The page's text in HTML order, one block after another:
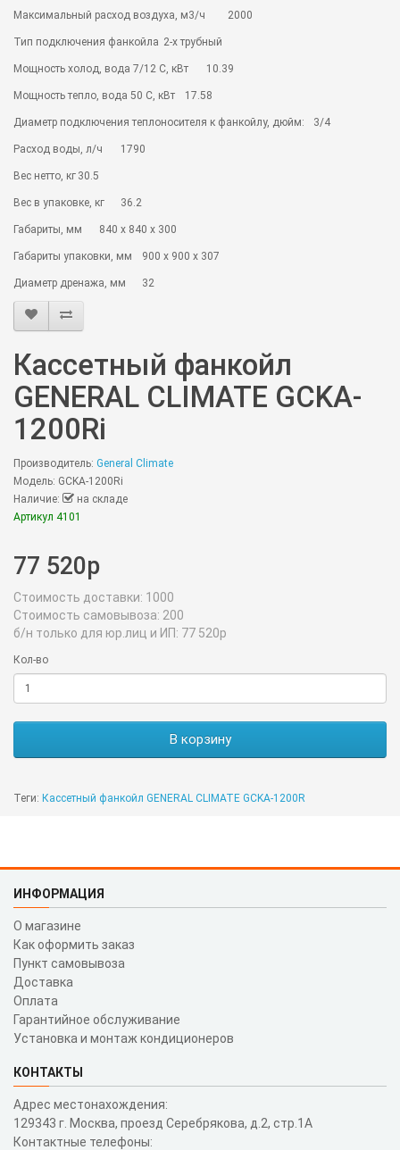
Максимальный расход воздуха, м3/ч 2000
Тип подключения фанкойла 2-х трубный
Мощность холод, вода 7/12 С, кВт 10.39
Мощность тепло, вода 50 С, кВт 17.58
Диаметр подключения теплоносителя к фанкойлу, дюйм: 3/4
Расход воды, л/ч 1790
Вес нетто, кг 30.5
Вес в упаковке, кг 36.2
Габариты, мм 840 х 840 х 300
Габариты упаковки, мм 900 х 900 х 307
Диаметр дренажа, мм 32
Кассетный фанкойл
GENERAL CLIMATE GCKA-
1200Ri
Производитель: General Climate
Модель: GCKA-1200Ri
Наличие:
на складе
Артикул 4101
77 520р
Стоимость доставки: 1000
Стоимость самовывоза: 200
б/н только для юр.лиц и ИП: 77 520р
Кол-во
В корзину
Теги: Кассетный фанкойл GENERAL CLIMATE GCKA-1200R
ИНФОРМАЦИЯ
О магазине
Как оформить заказ
Пункт самовывоза
Доставка
Оплата
Гарантийное обслуживание
Установка и монтаж кондиционеров
КОНТАКТЫ
Адрес местонахождения:
129343 г. Москва, проезд Серебрякова, д.2, стр.1A
Контактные телефоны: